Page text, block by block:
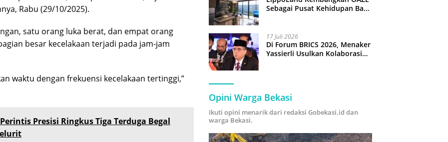
Rabu (29/10/2025).
satu orang luka berat, dan empat orang
besar kecelakaan terjadi pada jam-jam
waktu dengan frekuensi kecelakaan tertinggi,”
Presisi Ringkus Tiga Terduga Begal
Sebagai Pusat Kehidupan Baru
17 Juli 2026
Di Forum BRICS 2026, Menaker
Yassierli Usulkan Kolaborasi
Opini Warga Bekasi
Ikuti opini menarik dari redaksi Gobekasi.id dan
warga Bekasi.